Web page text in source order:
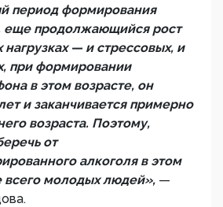
период формирования
еще продолжающийся рост
— и стрессовых, и
при формировании
в этом возрасте, он
и заканчивается примерно
возраста. Поэтому,
от
алкоголя в этом
молодых людей», —